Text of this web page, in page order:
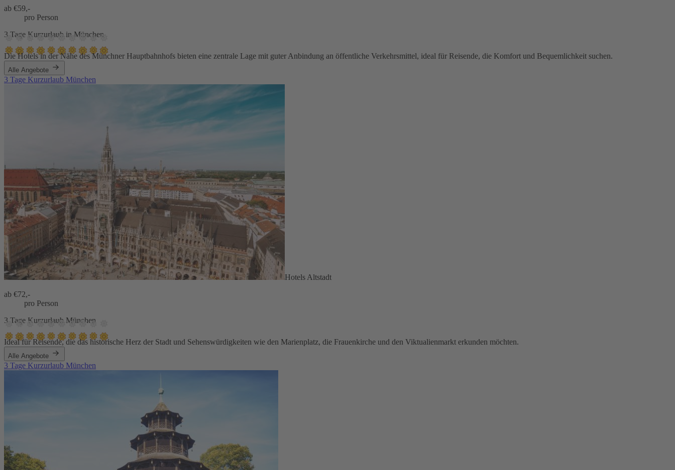
ab €59,-
pro Person
3 Tage Kurzurlaub in München
Die Hotels in der Nähe des Münchner Hauptbahnhofs bieten eine zentrale Lage mit guter Anbindung an öffentliche Verkehrsmittel, ideal für Reisende, die Komfort und Bequemlichkeit suchen.
Alle Angebote
3 Tage Kurzurlaub München
Hotels Altstadt
ab €72,-
pro Person
3 Tage Kurzurlaub München
Ideal für Reisende, die das historische Herz der Stadt und Sehenswürdigkeiten wie den Marienplatz, die Frauenkirche und den Viktualienmarkt erkunden möchten.
Alle Angebote
3 Tage Kurzurlaub München